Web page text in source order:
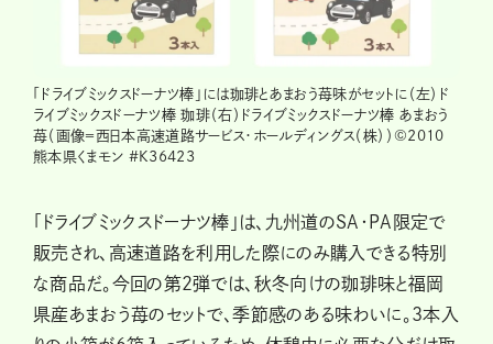
「ドライブミックスドーナツ棒」には珈琲とあまおう苺味がセットに（左）ド
ライブミックスドーナツ棒 珈琲（右）ドライブミックスドーナツ棒 あまおう
苺（画像＝西日本高速道路サービス・ホールディングス（株））©2010
熊本県くまモン #K36423
「ドライブミックスドーナツ棒」は、九州道のSA・PA限定で
販売され、高速道路を利用した際にのみ購入できる特別
な商品だ。今回の第2弾では、秋冬向けの珈琲味と福岡
県産あまおう苺のセットで、季節感のある味わいに。3本入